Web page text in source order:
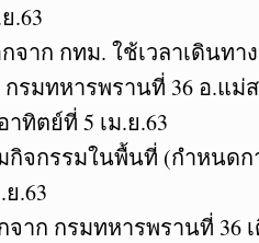
.63
กจาก กทม. ใช้เวลาเดินทา
กรมทหารพรานที่ 36 อ.แม่
าทิตย์ที่ 5 เม.ย.63
มกิจกรรมในพื้นที่ (กำหน
.63
จาก กรมทหารพรานที่ 36